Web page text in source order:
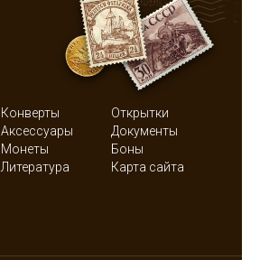
Конверты
Открытки
Аксессуары
Документы
Монеты
Боны
Литература Карта сайта